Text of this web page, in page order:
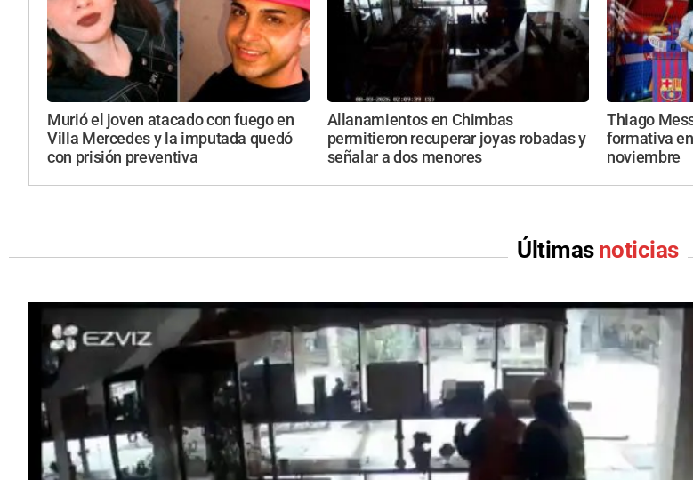
Murió el joven atacado con fuego en
Villa Mercedes y la imputada quedó
con prisión preventiva
Allanamientos en Chimbas
permitieron recuperar joyas robadas y
señalar a dos menores
Thiago
formativa
noviembre
Últimas noticias